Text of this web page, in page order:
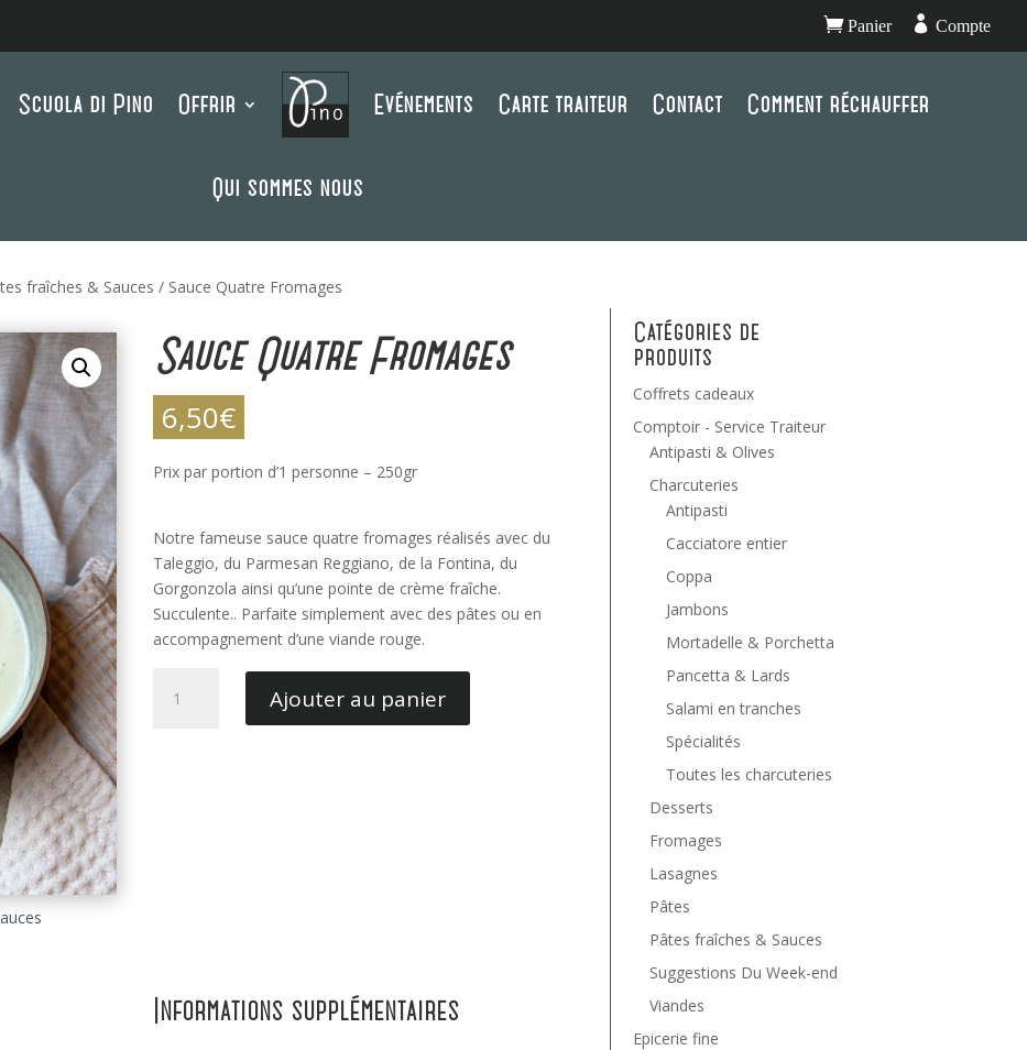
Panier  Compte
Scuola di Pino Offrir Evénements Carte traiteur Contact Comment réchauffer
Qui sommes nous
fraîches & Sauces / Sauce Quatre Fromages
Sauce Quatre Fromages
6,50€
Prix par portion d’1 personne – 250gr
Notre fameuse sauce quatre fromages réalisés avec du
Taleggio, du Parmesan Reggiano, de la Fontina, du
Gorgonzola ainsi qu’une pointe de crème fraîche.
Succulente.. Parfaite simplement avec des pâtes ou en
accompagnement d’une viande rouge.
Ajouter au panier
Informations supplémentaires
Catégories de
produits
Coffrets cadeaux
Comptoir - Service Traiteur
Antipasti & Olives
Charcuteries
Antipasti
Cacciatore entier
Coppa
Jambons
Mortadelle & Porchetta
Pancetta & Lards
Salami en tranches
Spécialités
Toutes les charcuteries
Desserts
Fromages
Lasagnes
Pâtes
Pâtes fraîches & Sauces
Suggestions Du Week-end
Viandes
Epicerie fine